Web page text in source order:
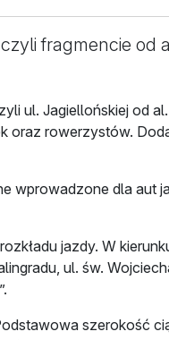
fragmencie od
ul. Jagiellońskiej od
rowerzystów.
wprowadzone dla aut
jazdy. W
ul. św.
szerokość